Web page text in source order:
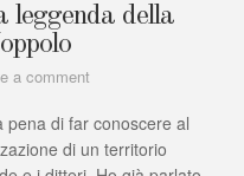
leggenda della
a comment
calabresi:
La
leggenda
pena di far conoscere al
di un territorio